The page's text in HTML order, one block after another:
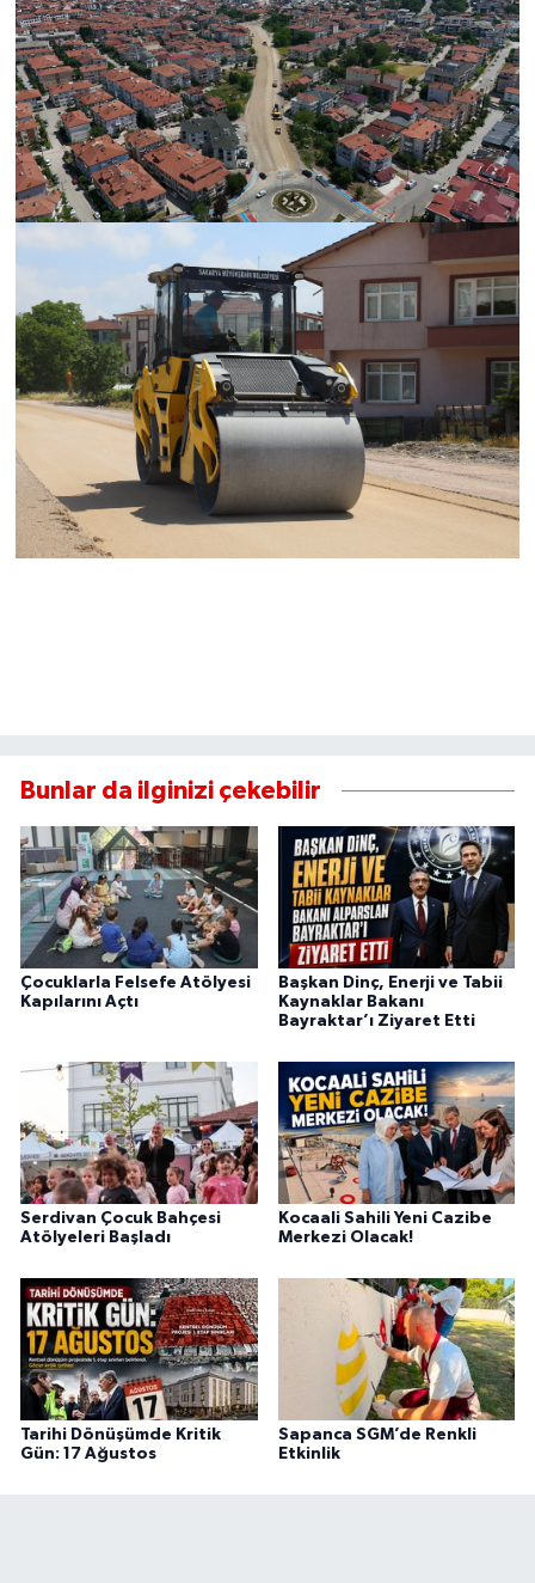
Bunlar da ilginizi çekebilir
Çocuklarla Felsefe Atölyesi
Kapılarını Açtı
Başkan Dinç, Enerji ve Tabii
Kaynaklar Bakanı
Bayraktar’ı Ziyaret Etti
Serdivan Çocuk Bahçesi
Atölyeleri Başladı
Kocaali Sahili Yeni Cazibe
Merkezi Olacak!
Tarihi Dönüşümde Kritik
Gün: 17 Ağustos
Sapanca SGM’de Renkli
Etkinlik